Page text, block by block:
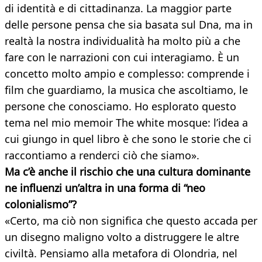
di identità e di cittadinanza. La maggior parte
delle persone pensa che sia basata sul Dna, ma in
realtà la nostra individualità ha molto più a che
fare con le narrazioni con cui interagiamo. È un
concetto molto ampio e complesso: comprende i
film che guardiamo, la musica che ascoltiamo, le
persone che conosciamo. Ho esplorato questo
tema nel mio memoir The white mosque: l’idea a
cui giungo in quel libro è che sono le storie che ci
raccontiamo a renderci ciò che siamo».
Ma c’è anche il rischio che una cultura dominante
ne influenzi un’altra in una forma di “neo
colonialismo”?
«Certo, ma ciò non significa che questo accada per
un disegno maligno volto a distruggere le altre
civiltà. Pensiamo alla metafora di Olondria, nel